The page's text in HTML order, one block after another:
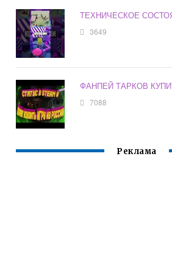
ТЕХНИЧЕСКОЕ
3649
ФАНПЕЙ ТАРКОВ
7088
Реклама